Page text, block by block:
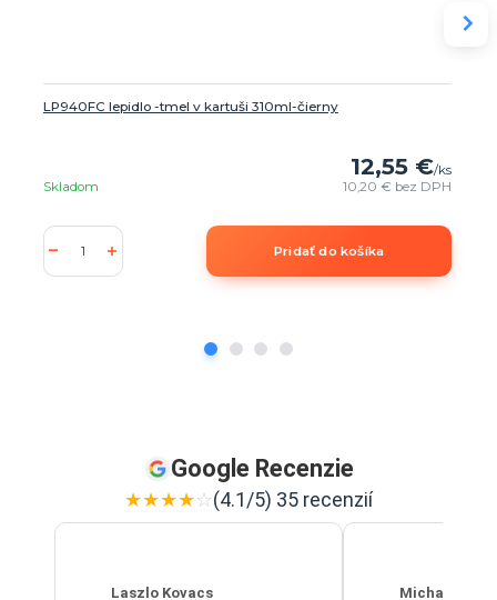
LP940FC lepidlo -tmel v kartuši 310ml-čierny
12,55 €/ks
10,20 € bez DPH
Skladom
Pridať do košíka
Google Recenzie
★★★★☆(4.1/5) 35 recenzií
Laszlo Kovacs Michal Szabo